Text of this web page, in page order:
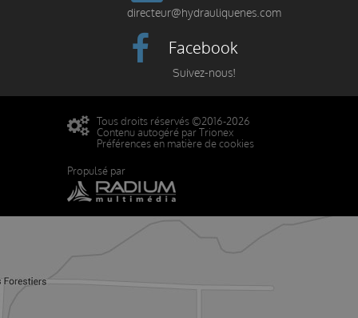
directeur@hydrauliquenes.com
Facebook
Suivez-nous!
Tous droits réservés ©2016-2026
Contenu autogéré par Trionex
Préférences en matière de cookies
Propulsé par